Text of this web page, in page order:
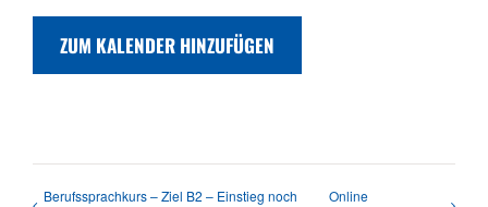
ZUM KALENDER HINZUFÜGEN
Berufssprachkurs – Ziel B2 – Einstieg noch
Online